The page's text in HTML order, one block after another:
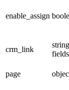
enable_assign
crm_link
string
fields
page